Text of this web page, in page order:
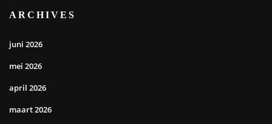
ARCHIVES
juni 2026
mei 2026
april 2026
maart 2026